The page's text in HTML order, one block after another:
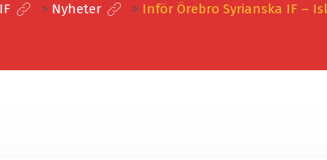
> Nyheter > Inför Örebro Syrianska IF –